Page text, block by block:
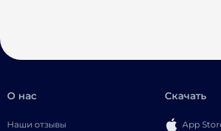
О нас
Наши отзывы
Скачать
App